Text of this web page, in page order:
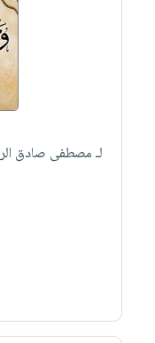
لـ مصطفى صادق